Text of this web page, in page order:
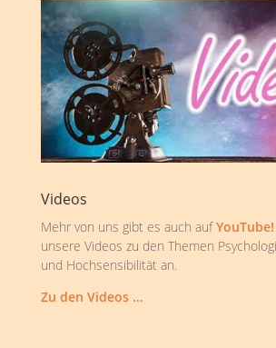
Videos
Mehr von uns gibt es auch aufYouTube!
unsere Videos zu den Themen
und Hochsensibilität an.
Zu den Videos …